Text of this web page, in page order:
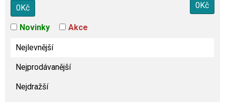
0Kč 0Kč
Novinky Akce
Nejlevnější
Nejprodávanější
Nejdražší